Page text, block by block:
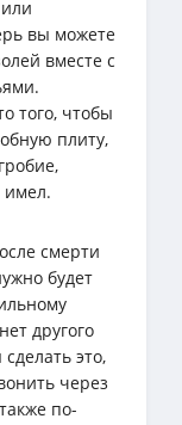
вы можете
вместе с
того, чтобы
плиту,
имел.
смерти
будет
другого
это,
через
по-